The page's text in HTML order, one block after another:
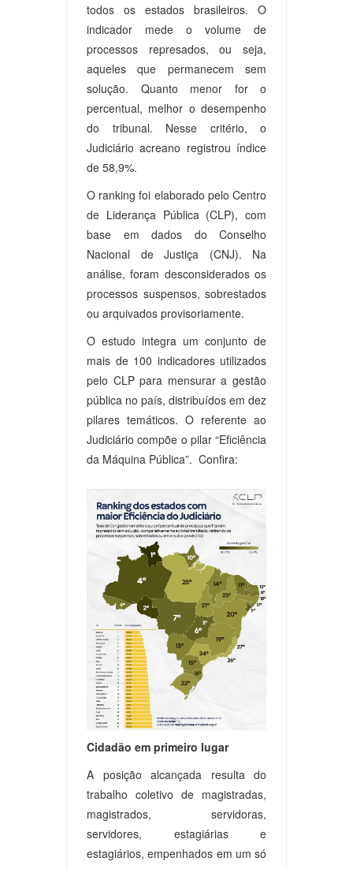
todos os estados brasileiros. O
indicador mede o volume de
processos represados, ou seja,
aqueles que permanecem sem
solução. Quanto menor for o
percentual, melhor o desempenho
do tribunal. Nesse critério, o
Judiciário acreano registrou índice
de 58,9%.
O ranking foi elaborado pelo Centro
de Liderança Pública (CLP), com
base em dados do Conselho
Nacional de Justiça (CNJ). Na
análise, foram desconsiderados os
processos suspensos, sobrestados
ou arquivados provisoriamente.
O estudo integra um conjunto de
mais de 100 indicadores utilizados
pelo CLP para mensurar a gestão
pública no país, distribuídos em dez
pilares temáticos. O referente ao
Judiciário compõe o pilar “Eficiência
da Máquina Pública”. Confira:
Cidadão em primeiro lugar
A posição alcançada resulta do
trabalho coletivo de magistradas,
magistrados, servidoras,
servidores, estagiárias e
estagiários, empenhados em um só